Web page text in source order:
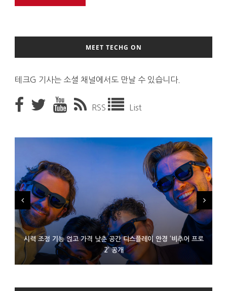
MEET TECHG ON
테크G 기사는 소셜 채널에서도 만날 수 있습니다.
RSS List
시력 조정 기능 얹고 가격 낮춘 공간 디스플레이 안경 ‘비추어 프로
2’ 공개
D램 부족에 10억달러어치 아이폰18 프로세서 패키징 대기 중
300~400달러 반지형 스피커 준비하는 오픈AI